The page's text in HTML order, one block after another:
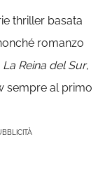
thriller basata
romanzo
La Reina del Sur,
sempre al primo